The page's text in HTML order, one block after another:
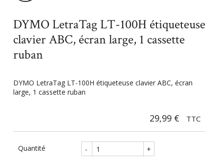
DYMO LetraTag LT-100H étiqueteuse
clavier ABC, écran large, 1 cassette
ruban
DYMO LetraTag LT-100H étiqueteuse clavier ABC, écran
large, 1 cassette ruban
29,99 € TTC
Quantité - +